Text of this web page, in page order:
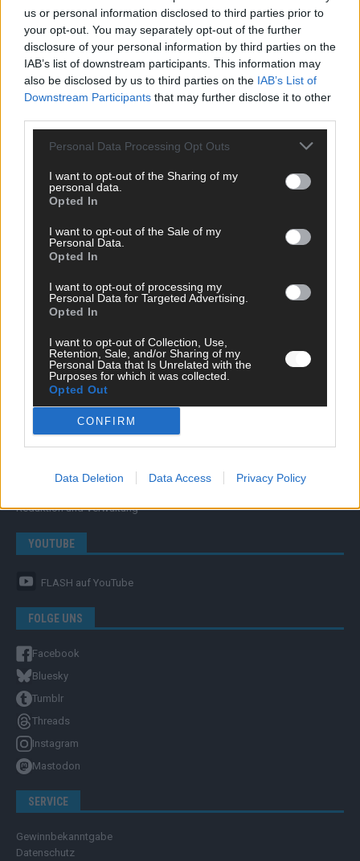
us or personal information disclosed to third parties prior to
your opt-out. You may separately opt-out of the further
disclosure of your personal information by third parties on the
IAB’s list of downstream participants. This information may
also be disclosed by us to third parties on the IAB’s List of
Downstream Participants that may further disclose it to other
Personal Data Processing Opt Outs
I want to opt-out of the Sharing of my
personal data.
Opted In
I want to opt-out of the Sale of my
Personal Data.
Opted In
I want to opt-out of processing my
Personal Data for Targeted Advertising.
Opted In
I want to opt-out of Collection, Use,
Retention, Sale, and/or Sharing of my
Personal Data that Is Unrelated with the
Purposes for which it was collected.
Opted Out
CONFIRM
Data Deletion Data Access Privacy Policy
SCHNELL ZUM RESSORT
Nachrichten
Wirtschaft
Ratgeber
Wissen
Kommentar
Streams & Storys
FLASH – DAS VIDEOPORTAL
Unternehmensporträt
Redaktion und Verwaltung
YOUTUBE
FLASH auf YouTube
FOLGE UNS
Facebook
Bluesky
Tumblr
Threads
Instagram
Mastodon
SERVICE
Gewinnbekanntgabe
Datenschutz